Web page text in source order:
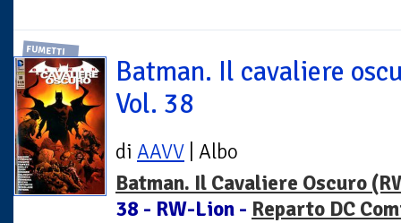
FUMETTI
Batman. Il cavaliere
Vol. 38
di AAVV | Albo
Batman. Il Cavaliere Oscuro
38 - RW-Lion - Reparto DC